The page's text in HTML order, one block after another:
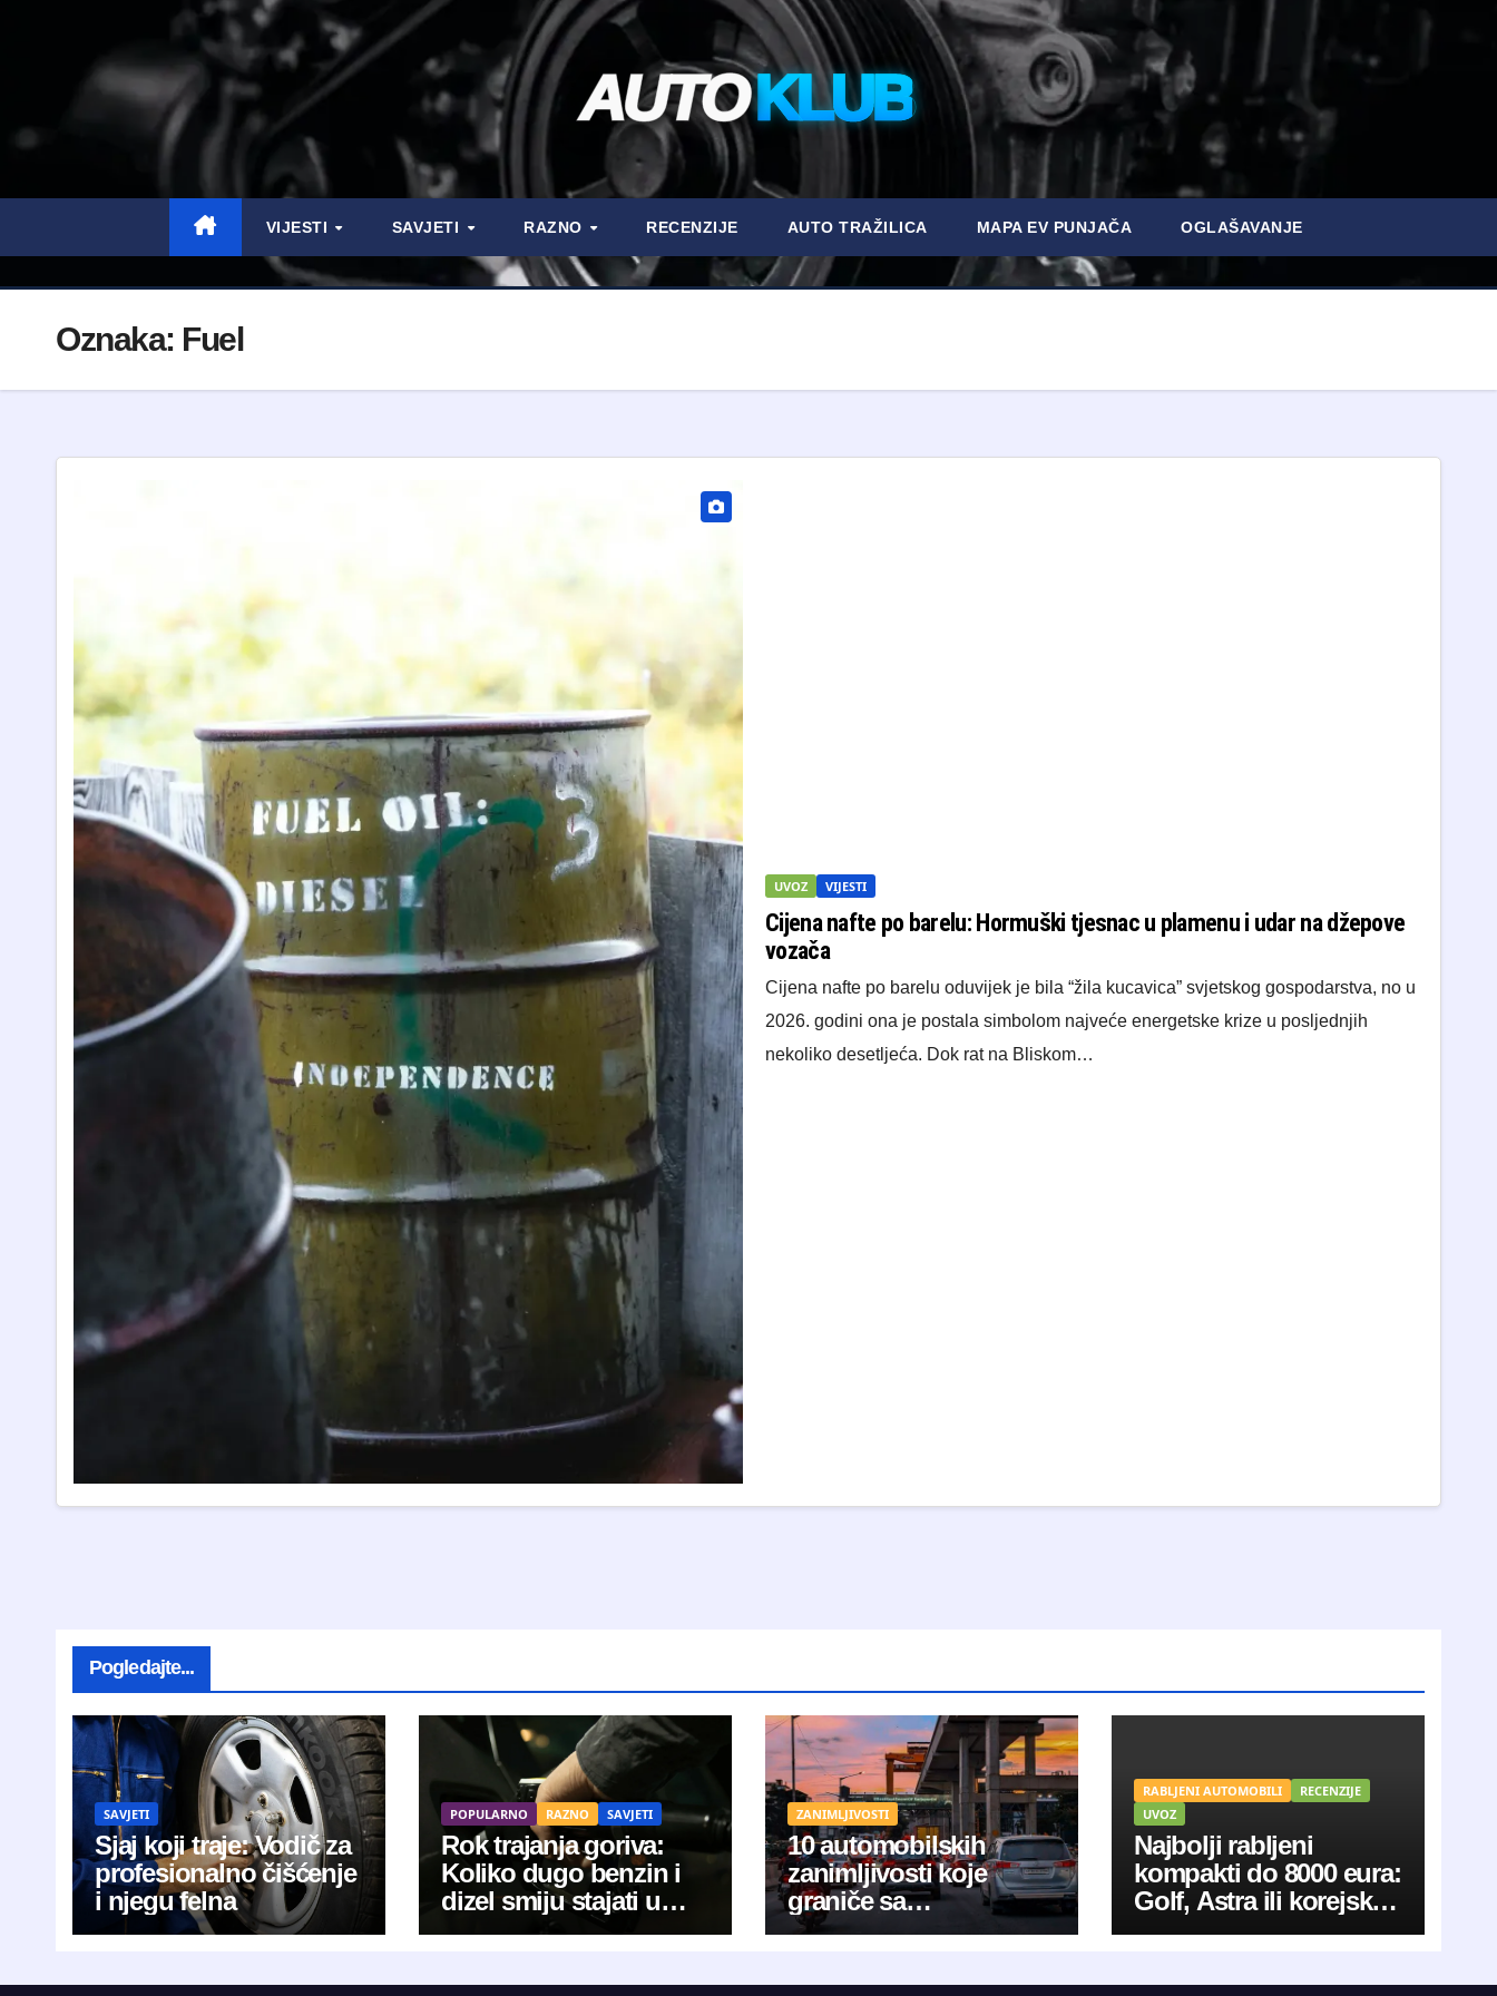
AUTOKLUB
VIJESTI SAVJETI RAZNO RECENZIJE AUTO TRAŽILICA MAPA EV PUNJAČA OGLAŠAVANJE
Oznaka: Fuel
UVOZ VIJESTI
Cijena nafte po barelu: Hormuški tjesnac u plamenu i udar na džepove
vozača
Cijena nafte po barelu oduvijek je bila “žila kucavica” svjetskog gospodarstva, no u
2026. godini ona je postala simbolom najveće energetske krize u posljednjih
nekoliko desetljeća. Dok rat na Bliskom…
Pogledajte...
SAVJETI
Sjaj koji traje: Vodič za
profesionalno čišćenje
i njegu felna
POPULARNO RAZNO SAVJETI
Rok trajanja goriva:
Koliko dugo benzin i
dizel smiju stajati u
kanistru?
ZANIMLJIVOSTI
10 automobilskih
zanimljivosti koje
graniče sa
znanstvenom
RABLJENI AUTOMOBILI
RECENZIJE
UVOZ
Najbolji rabljeni
kompakti do 8000 eura:
Golf, Astra ili korejski
aduti?